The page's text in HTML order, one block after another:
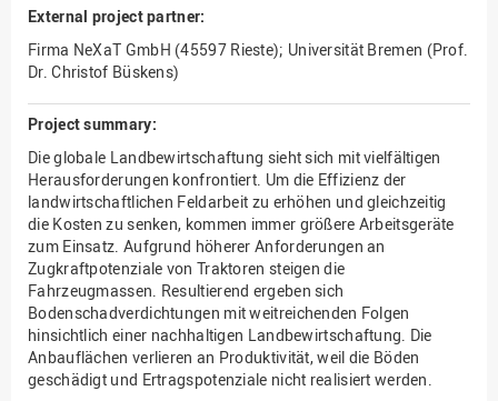
External project partner:
Firma NeXaT GmbH (45597 Rieste); Universität Bremen (Prof.
Dr. Christof Büskens)
Project summary:
Die globale Landbewirtschaftung sieht sich mit vielfältigen
Herausforderungen konfrontiert. Um die Effizienz der
landwirtschaftlichen Feldarbeit zu erhöhen und gleichzeitig
die Kosten zu senken, kommen immer größere Arbeitsgeräte
zum Einsatz. Aufgrund höherer Anforderungen an
Zugkraftpotenziale von Traktoren steigen die
Fahrzeugmassen. Resultierend ergeben sich
Bodenschadverdichtungen mit weitreichenden Folgen
hinsichtlich einer nachhaltigen Landbewirtschaftung. Die
Anbauflächen verlieren an Produktivität, weil die Böden
geschädigt und Ertragspotenziale nicht realisiert werden.